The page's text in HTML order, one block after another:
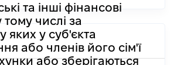
та інші фінансові
числі за
яких у суб'єкта
або членів його сім'ї
або зберігаються